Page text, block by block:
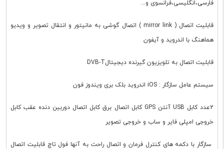
فارسی،انگلیسی،فرانسوی و...
قابلیت اتصال ( mirror link ) اتصال گوشی به مانیتور و انتقال تصویر و ویدیو
هماهنگ با اندروید و آیفون
قابلیت اتصال به تلویزیون گیرنده دیجیتالDVB-T
سیستم عامل سازگار : iOS اندروید بلک بری ویندوز فون
2عدد کابل USB آنتن GPS کابل اتصال برق کابل اتصال دوربین دنده عقب کابل
خروجی امپلی فایر و ساب و خروجی تصویر
سازگار با دکمه های کنترل فرمان و اتصال راحت به آنها فول تاچ قابلیت اتصال